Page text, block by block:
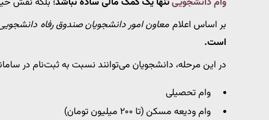
بر اساس اعلاممعاون امور دانشجویان صندوق رفاه
است.
در این مرحله، دانشجویان می‌توانند نسبت به ثبت‌نام در
وام تحصیلی
وام ودیعه مسکن (تا ۲۰۰ میلیون تومان)